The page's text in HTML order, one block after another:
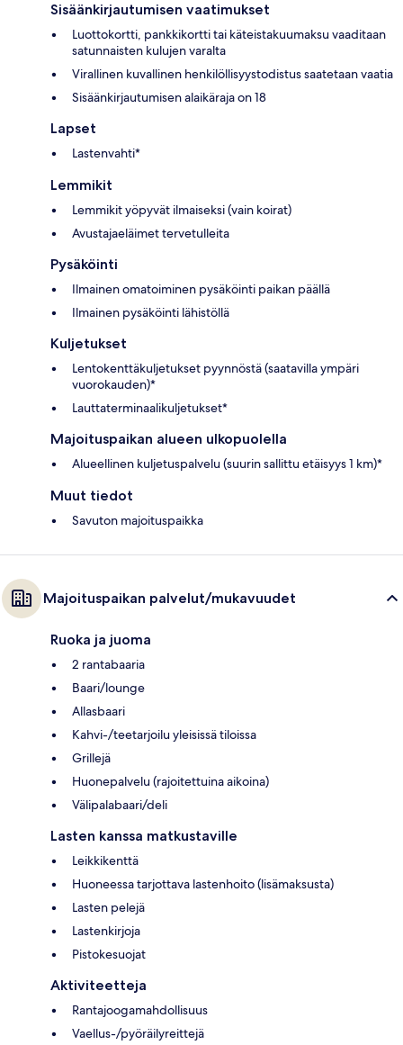
Sisäänkirjautumisen vaatimukset
Luottokortti, pankkikortti tai käteistakuumaksu vaaditaan
satunnaisten kulujen varalta
Virallinen kuvallinen henkilöllisyystodistus saatetaan vaatia
Sisäänkirjautumisen alaikäraja on 18
Lapset
Lastenvahti*
Lemmikit
Lemmikit yöpyvät ilmaiseksi (vain koirat)
Avustajaeläimet tervetulleita
Pysäköinti
Ilmainen omatoiminen pysäköinti paikan päällä
Ilmainen pysäköinti lähistöllä
Kuljetukset
Lentokenttäkuljetukset pyynnöstä (saatavilla ympäri
vuorokauden)*
Lauttaterminaalikuljetukset*
Majoituspaikan alueen ulkopuolella
Alueellinen kuljetuspalvelu (suurin sallittu etäisyys 1 km)*
Muut tiedot
Savuton majoituspaikka
Majoituspaikan palvelut/mukavuudet
Ruoka ja juoma
2 rantabaaria
Baari/lounge
Allasbaari
Kahvi-/teetarjoilu yleisissä tiloissa
Grillejä
Huonepalvelu (rajoitettuina aikoina)
Välipalabaari/deli
Lasten kanssa matkustaville
Leikkikenttä
Huoneessa tarjottava lastenhoito (lisämaksusta)
Lasten pelejä
Lastenkirjoja
Pistokesuojat
Aktiviteetteja
Rantajoogamahdollisuus
Vaellus-/pyöräilyreittejä